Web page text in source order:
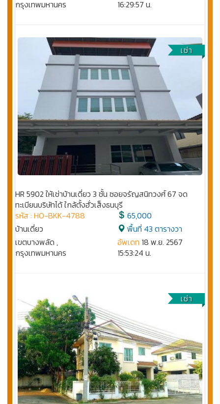
กรุงเทพมหานคร
16:29:57 น.
เช่า
HR 5902 ให้เช่าบ้านเดี่ยว 3 ชั้น ซอยจรัญสนิทวงศ์ 67 จด
ทะเบียนบริษัทได้ ใกล้ตั้งฮั่วเส็งธนบุรี
รหัส : HO-BKK-4788
บ้านเดี่ยว
เขตบางพลัด ,
กรุงเทพมหานคร
65,000
พื้นที่ 43 ตารางวา
อัพเดท 18 พ.ย. 2567
15:53:24 น.
เช่า